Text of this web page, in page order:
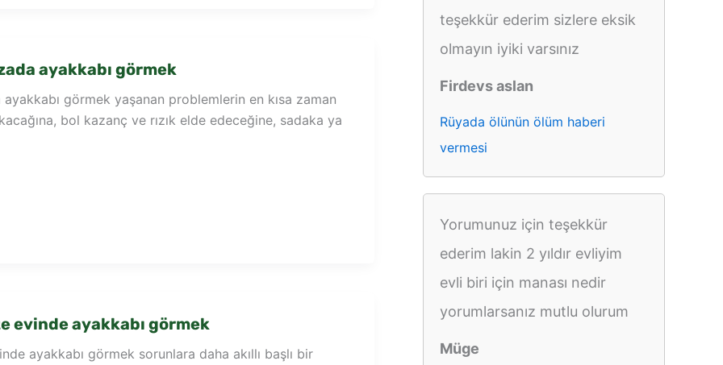
ayakkabı görmek
görmek yaşanan problemlerin en kısa zaman
bol kazanç ve rızık elde edeceğine, sadaka ya
evinde ayakkabı görmek
ayakkabı görmek sorunlara daha akıllı başlı bir
teşekkür ederim sizlere eksik
olmayın iyiki varsınız
Firdevs aslan
Rüyada ölünün ölüm haberi
vermesi
Yorumunuz için teşekkür
ederim lakin 2 yıldır evliyim
evli biri için manası nedir
yorumlarsanız mutlu olurum
Müge